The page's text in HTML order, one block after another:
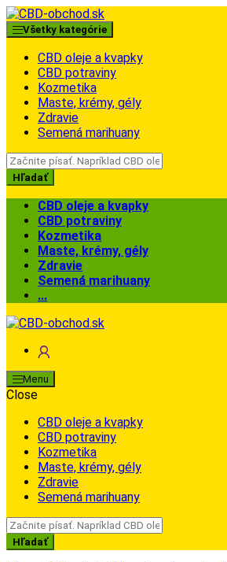
Skip
to
navigation
Skip
to
content
Všetky kategórie
CBD oleje a kvapky
CBD potraviny
Kozmetika
Maste, krémy, gély
Zdravie
Semená marihuany
Search
for:
Hľadať
CBD oleje a kvapky
CBD potraviny
Kozmetika
Maste, krémy, gély
Zdravie
Semená marihuany
...
Menu
Close
CBD oleje a kvapky
CBD potraviny
Kozmetika
Maste, krémy, gély
Zdravie
Semená marihuany
Search
for:
Hľadať